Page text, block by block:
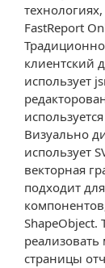
FastReport
клиентский
использует
Визуально
использует
векторная
подходит
ShapeObject.
страницы